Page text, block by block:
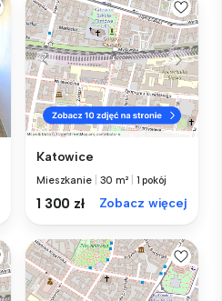
Katowice
Mieszkanie 30 m² 1 pokój
1 300 zł Zobacz więcej